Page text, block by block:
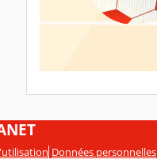
Données personnelles